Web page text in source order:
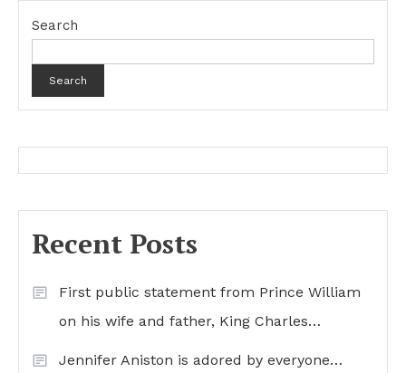
Search
Search
Recent Posts
First public statement from Prince William
on his wife and father, King Charles…
Jennifer Aniston is adored by everyone…